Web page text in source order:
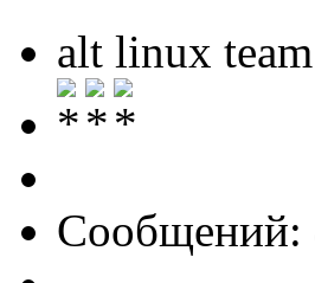
alt linux team
Сообщений: